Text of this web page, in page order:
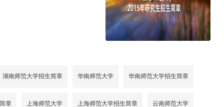
湖南师范大学招生简章 华南师范大学 华南师范大学招生简章
章 上海师范大学 上海师范大学招生简章 云南师范大学